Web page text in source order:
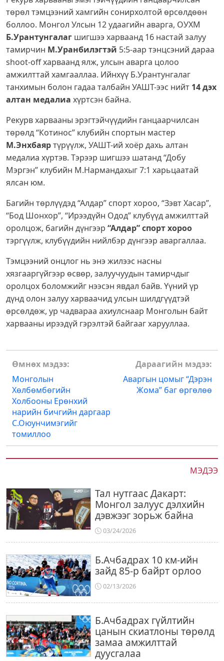
МЭДЭЭ
Тал нутгаас Дакарт:
Монгол залуус дэлхийн
дэвжээг зорьж байна
03/24/2026
Б.Ачбадрах 10 км-ийн
зайд 85-р байрт орлоо
02/13/2026
Б.Ачбадрах гүйлтийн
цанын скиатлоны төрөлд
замаа амжилттай
дуусгалаа
төрөл тэмцээний хамгийн сонирхолтой өрсөлдөөн
боллоо. Монгол Улсын 12 удаагийн аварга, ОУХМ
Б.Урантунгалаг шигшээ харваанд 16 настай залуу
тамирчин М.Уранбилэгтэй 5:5-аар тэнцсэний дараа
shoot-off харваанд ялж, улсын аварга цолоо
амжилттай хамгааллаа. Ийнхүү Б.Урантунгалаг
танхимын болон гадаа талбайн УАШТ-ээс нийт 14 дэх
алтан медалиа хүртсэн байна.
Рекурв харвааны эрэгтэйчүүдийн ганцаарчилсан
төрөлд “Котинос” клубийн спортын мастер
М.Энхбаяртүрүүлж, УАШТ-ий хоёр дахь алтан
медалиа хүртэв. Тэрээр шигшээ шатанд “Добу
Мэргэн” клубийн М.Нармандахыг 7:1 харьцаатай
ялсан юм.
Багийн төрлүүдэд “Алдар” спорт хороо, “Зэвт Хасар”,
“Бод Шонхор”, “Ирээдүйн Одод” клубүүд амжилттай
оролцож, багийн дүнгээр “Алдар” спорт хороо
тэргүүлж, клубүүдийн нийлбэр дүнгээр аваргаллаа.
Тэмцээний онцлог нь энэ жилээс насны
хязгааргүйгээр өсвөр, залуучуудын тамирчдыг
оролцох боломжийг нээсэн явдал байв. Үүний үр
дүнд олон залуу харваачид улсын шилдгүүдтэй
өрсөлдөж, ур чадвараа ахиулснаар Монголын байт
харвааны ирээдүй гэрэлтэй байгааг харууллаа.
Post
navigation
Өмнөх мэдээ:
Монголын
Хөлбөмбөгийн
Холбооны Ерөнхий
нарийн бичгийн даргаар
С.Оюунчимэгийг
томиллоо
Дараагийн мэдээ:
Аваргын цомыг “Дэрэн
Жома” баг өргөлөө